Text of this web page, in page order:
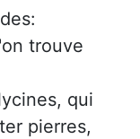
trouve
qui
pierres,